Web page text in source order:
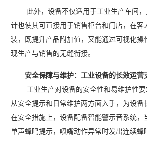
此外，设备不仅适用于工业生产车间
计也使其可直接用于销售柜台和门店，在客
装，既提升产品附加值，又能通过可视化操
现生产与销售的无缝衔接。
安全保障与维护：工业设备的长效运营
工业生产对设备的安全性和易维护性
从安全提示和日常维护两方面入手，为设备
在安全措施上，设备配备智能警示音系统，
单声蜂鸣提示，喷嘴动作异常时发出连续蜂